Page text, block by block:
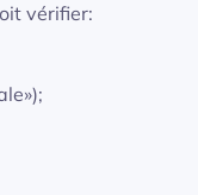
vérifier: